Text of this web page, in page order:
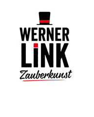
content